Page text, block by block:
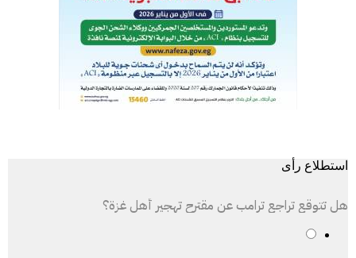
استطلاع رأى
هل تتوقع تراجع ترامب عن مقترح تهجير أهل غزة؟